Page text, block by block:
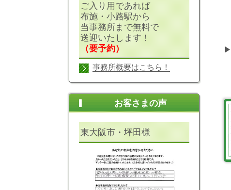
▶
ご入り用であれば
布施・小路駅から
当事務所まで無料で
送迎いたします！
（要予約）
事務所概要はこちら！
お客さまの声
東大阪市・坪田様